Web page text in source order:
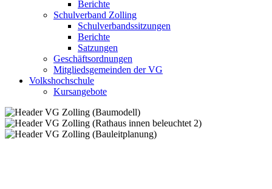
Berichte
Schulverband Zolling
Schulverbandssitzungen
Berichte
Satzungen
Geschäftsordnungen
Mitgliedsgemeinden der VG
Volkshochschule
Kursangebote